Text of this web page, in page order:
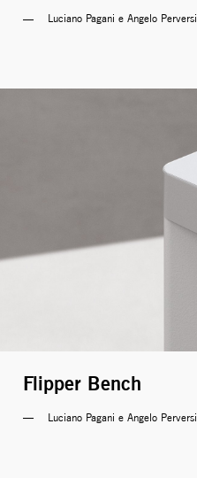
Luciano Pagani e Angelo Perversi
Flipper Bench
Luciano Pagani e Angelo Perversi